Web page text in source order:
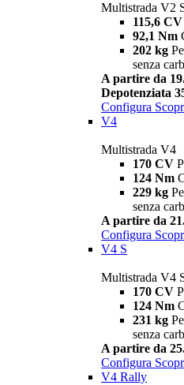
Multistrada V2
115,6 CV
92,1 Nm
202 kg
senza
A partire da
Depotenziata
Configura
V4
Multistrada V4
170 CV
124 Nm
229 kg
senza
A partire da
Configura
V4 S
Multistrada V4
170 CV
124 Nm
231 kg
senza
A partire da
Configura
V4 Rally